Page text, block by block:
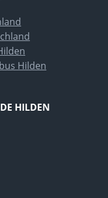
Hilden
HILDEN